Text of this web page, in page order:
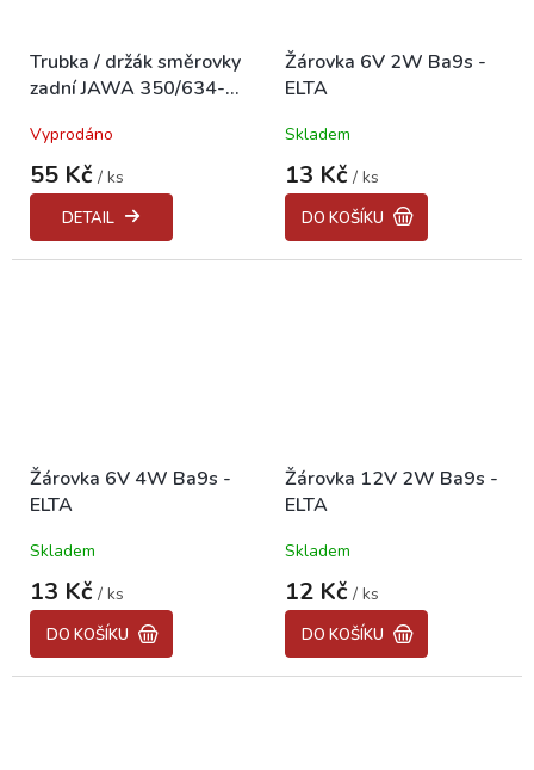
Trubka / držák směrovky
zadní JAWA 350/634-
Vyprodáno
55 Kč / ks
DETAIL
Žárovka 6V 2W Ba9s -
ELTA
Skladem
13 Kč / ks
DO KOŠÍKU
Žárovka 6V 4W Ba9s -
ELTA
Skladem
13 Kč / ks
DO KOŠÍKU
Žárovka 12V 2W Ba9s -
ELTA
Skladem
12 Kč / ks
DO KOŠÍKU